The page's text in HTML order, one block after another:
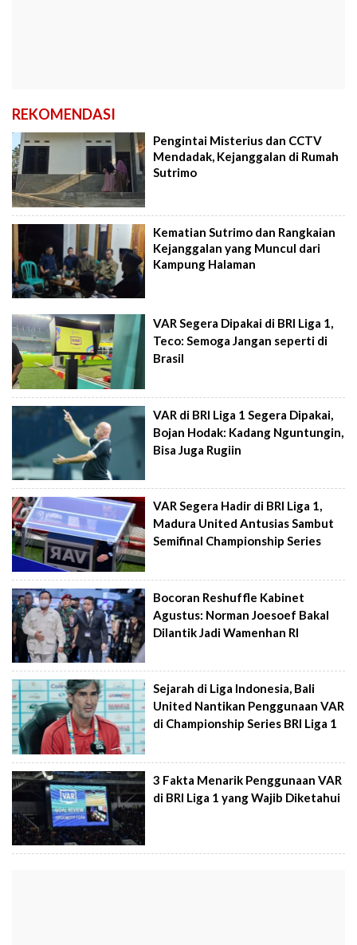
REKOMENDASI
Pengintai Misterius dan CCTV
Mendadak, Kejanggalan di Rumah
Sutrimo
Kematian Sutrimo dan Rangkaian
Kejanggalan yang Muncul dari
Kampung Halaman
VAR Segera Dipakai di BRI Liga 1,
Teco: Semoga Jangan seperti di
Brasil
VAR di BRI Liga 1 Segera Dipakai,
Bojan Hodak: Kadang Nguntungin,
Bisa Juga Rugiin
VAR Segera Hadir di BRI Liga 1,
Madura United Antusias Sambut
Semifinal Championship Series
Bocoran Reshuffle Kabinet
Agustus: Norman Joesoef Bakal
Dilantik Jadi Wamenhan RI
Sejarah di Liga Indonesia, Bali
United Nantikan Penggunaan VAR
di Championship Series BRI Liga 1
3 Fakta Menarik Penggunaan VAR
di BRI Liga 1 yang Wajib Diketahui